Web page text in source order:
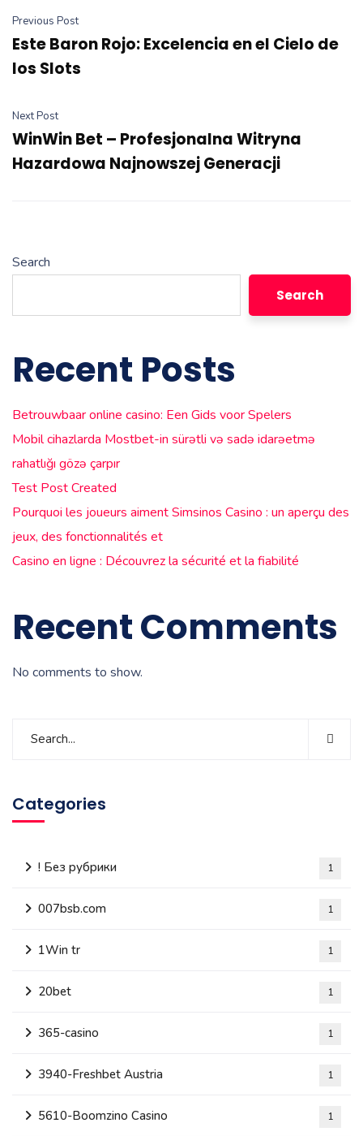
Previous Post
Este Baron Rojo: Excelencia en el Cielo de
los Slots
Next Post
WinWin Bet – Profesjonalna Witryna
Hazardowa Najnowszej Generacji
Search
Search
Recent Posts
Betrouwbaar online casino: Een Gids voor Spelers
Mobil cihazlarda Mostbet-in sürətli və sadə idarəetmə
rahatlığı gözə çarpır
Test Post Created
Pourquoi les joueurs aiment Simsinos Casino : un aperçu des
jeux, des fonctionnalités et
Casino en ligne : Découvrez la sécurité et la fiabilité
Recent Comments
No comments to show.
Categories
! Без рубрики 1
007bsb.com 1
1Win tr 1
20bet 1
365-casino 1
3940-Freshbet Austria 1
5610-Boomzino Casino 1